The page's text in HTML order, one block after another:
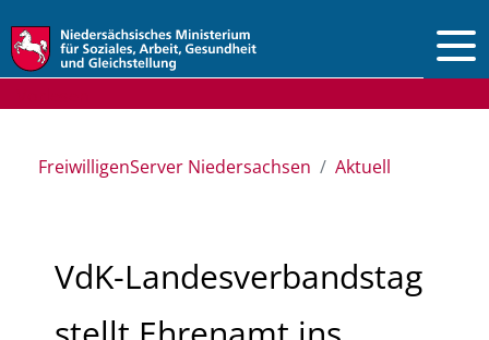
FreiwilligenServer Niedersachsen Aktuell
VdK-Landesverbandstag